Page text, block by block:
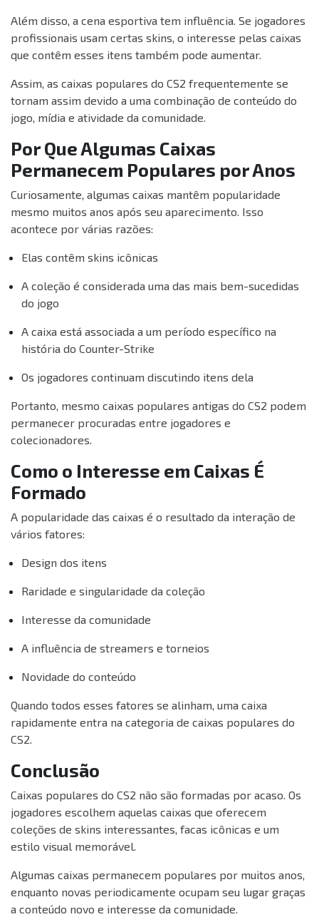
Além disso, a cena esportiva tem influência. Se jogadores
profissionais usam certas skins, o interesse pelas caixas
que contêm esses itens também pode aumentar.
Assim, as caixas populares do CS2 frequentemente se
tornam assim devido a uma combinação de conteúdo do
jogo, mídia e atividade da comunidade.
Por Que Algumas Caixas
Permanecem Populares por Anos
Curiosamente, algumas caixas mantêm popularidade
mesmo muitos anos após seu aparecimento. Isso
acontece por várias razões:
Elas contêm skins icônicas
A coleção é considerada uma das mais bem-sucedidas
do jogo
A caixa está associada a um período específico na
história do Counter-Strike
Os jogadores continuam discutindo itens dela
Portanto, mesmo caixas populares antigas do CS2 podem
permanecer procuradas entre jogadores e
colecionadores.
Como o Interesse em Caixas É
Formado
A popularidade das caixas é o resultado da interação de
vários fatores:
Design dos itens
Raridade e singularidade da coleção
Interesse da comunidade
A influência de streamers e torneios
Novidade do conteúdo
Quando todos esses fatores se alinham, uma caixa
rapidamente entra na categoria de caixas populares do
CS2.
Conclusão
Caixas populares do CS2 não são formadas por acaso. Os
jogadores escolhem aquelas caixas que oferecem
coleções de skins interessantes, facas icônicas e um
estilo visual memorável.
Algumas caixas permanecem populares por muitos anos,
enquanto novas periodicamente ocupam seu lugar graças
a conteúdo novo e interesse da comunidade.